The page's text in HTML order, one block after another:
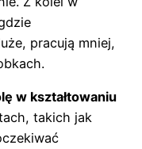
pracują mniej,
w kształtowaniu
takich jak